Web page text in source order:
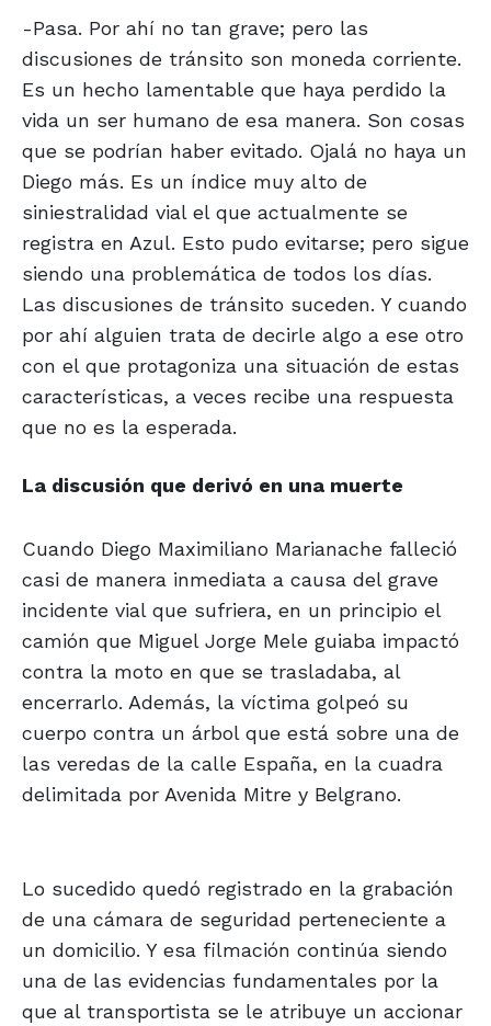
-Pasa. Por ahí no tan grave; pero las
discusiones de tránsito son moneda corriente.
Es un hecho lamentable que haya perdido la
vida un ser humano de esa manera. Son cosas
que se podrían haber evitado. Ojalá no haya un
Diego más. Es un índice muy alto de
siniestralidad vial el que actualmente se
registra en Azul. Esto pudo evitarse; pero sigue
siendo una problemática de todos los días.
Las discusiones de tránsito suceden. Y cuando
por ahí alguien trata de decirle algo a ese otro
con el que protagoniza una situación de estas
características, a veces recibe una respuesta
que no es la esperada.
La discusión que derivó en una muerte
Cuando Diego Maximiliano Marianache falleció
casi de manera inmediata a causa del grave
incidente vial que sufriera, en un principio el
camión que Miguel Jorge Mele guiaba impactó
contra la moto en que se trasladaba, al
encerrarlo. Además, la víctima golpeó su
cuerpo contra un árbol que está sobre una de
las veredas de la calle España, en la cuadra
delimitada por Avenida Mitre y Belgrano.
Lo sucedido quedó registrado en la grabación
de una cámara de seguridad perteneciente a
un domicilio. Y esa filmación continúa siendo
una de las evidencias fundamentales por la
que al transportista se le atribuye un accionar